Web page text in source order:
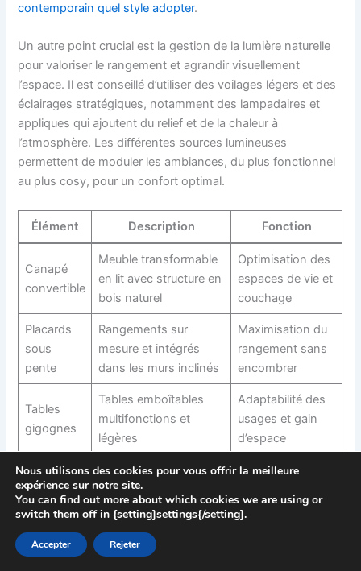
contemporain quel style adopter.
Un autre point crucial est la gestion de la lumière naturelle
pour valoriser le rangement et agrandir visuellement
l’espace. Il est conseillé d’utiliser des voilages légers et des
éclairages stratégiques, notamment des lampadaires et
appliques qui ajoutent du relief et de la chaleur à
l’atmosphère. Les différentes sources lumineuses
permettent de moduler les ambiances, du plus fonctionnel
au plus cosy, pour un confort optimal.
Élément Description Fonction
Canapé
convertible
Meuble transformable
en lit avec structure en
bois naturel
Optimisation des
espaces de vie et
couchage
Placards
sous
pente
Rangements sur
mesure et intégrés
dans les murs inclinés
Maximisation du
rangement sans
encombrer
Tables
gigognes
Tables emboîtables
multifonctions et
légères
Adaptabilité des
usages et gain
d’espace
Étagères
murales
Rangements
suspendus et
décoratifs
Utilisation
verticalité
Banc-
coffre
Siège et rangement
Nous utilisons des cookies pour vous offrir la meilleure
expérience sur notre site.
You can find out more about which cookies we are using or
switch them off in {setting]settings{/setting].
Accepter Rejeter